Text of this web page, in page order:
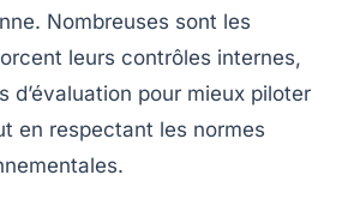
Nombreuses sont les
leurs contrôles internes,
d’évaluation pour mieux piloter
en respectant les normes